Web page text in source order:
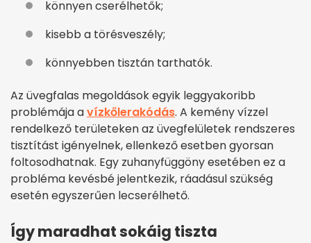
könnyen cserélhetők;
kisebb a törésveszély;
könnyebben tisztán tarthatók.
Az üvegfalas megoldások egyik leggyakoribb
problémája avízkőlerakódás. A kemény vízzel
rendelkező területeken az üvegfelületek rendszeres
tisztítást igényelnek, ellenkező esetben gyorsan
foltosodhatnak. Egy zuhanyfüggöny esetében ez a
probléma kevésbé jelentkezik, ráadásul szükség
esetén egyszerűen lecserélhető.
Így maradhat sokáig tiszta